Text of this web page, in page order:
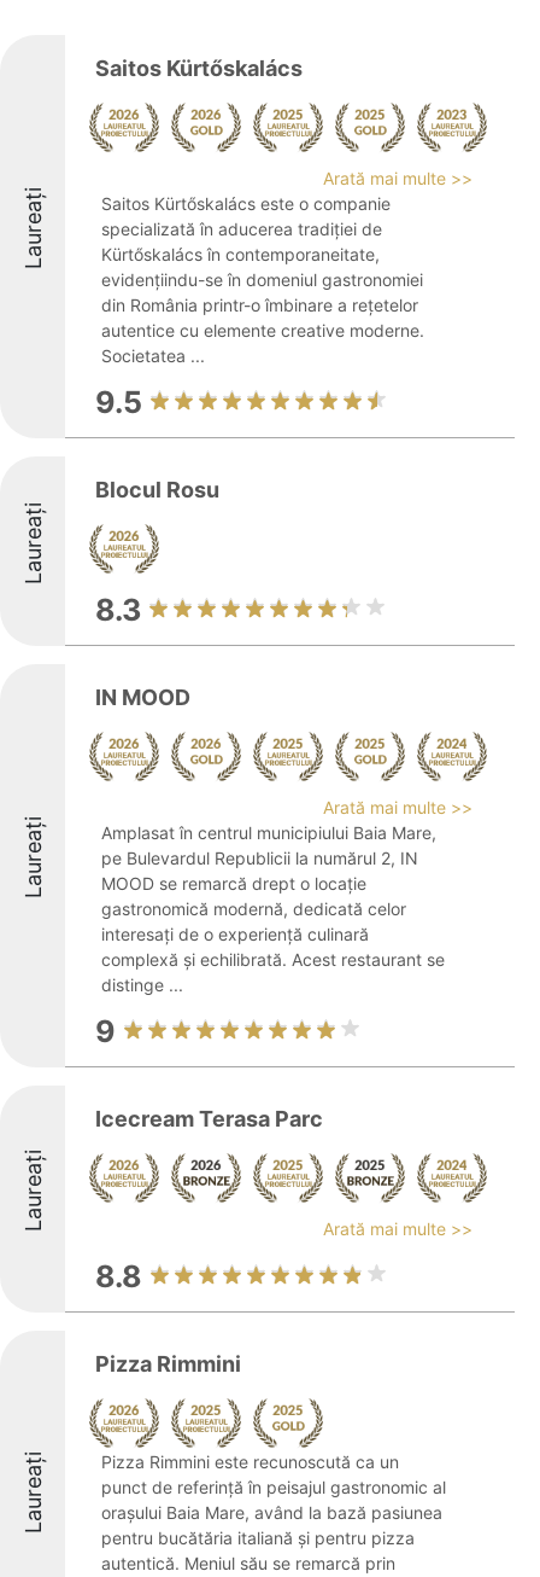
Laureați
Saitos Kürtőskalács
Arată mai multe >>
Saitos Kürtőskalács este o companie
specializată în aducerea tradiției de
Kürtőskalács în contemporaneitate,
evidențiindu-se în domeniul gastronomiei
din România printr-o îmbinare a rețetelor
autentice cu elemente creative moderne.
Societatea ...
9.5
Laureați
Blocul Rosu
8.3
Laureați
IN MOOD
Arată mai multe >>
Amplasat în centrul municipiului Baia Mare,
pe Bulevardul Republicii la numărul 2, IN
MOOD se remarcă drept o locație
gastronomică modernă, dedicată celor
interesați de o experiență culinară
complexă și echilibrată. Acest restaurant se
distinge ...
9
Laureați
Icecream Terasa Parc
Arată mai multe >>
8.8
Laureați
Pizza Rimmini
Pizza Rimmini este recunoscută ca un
punct de referință în peisajul gastronomic al
orașului Baia Mare, având la bază pasiunea
pentru bucătăria italiană și pentru pizza
autentică. Meniul său se remarcă prin